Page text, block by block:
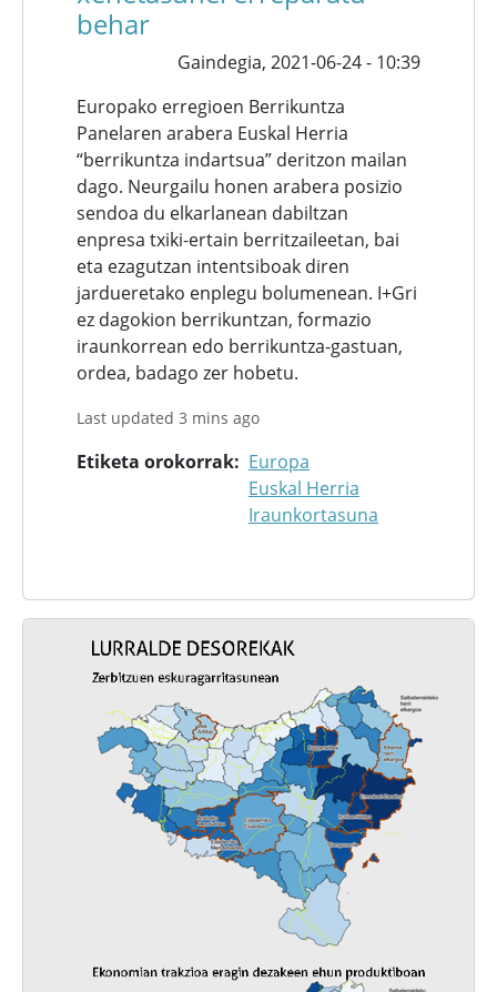
behar
Gaindegia, 2021-06-24 - 10:39
Europako erregioen Berrikuntza
Panelaren arabera Euskal Herria
“berrikuntza indartsua” deritzon mailan
dago. Neurgailu honen arabera posizio
sendoa du elkarlanean dabiltzan
enpresa txiki-ertain berritzaileetan, bai
eta ezagutzan intentsiboak diren
jardueretako enplegu bolumenean. I+Gri
ez dagokion berrikuntzan, formazio
iraunkorrean edo berrikuntza-gastuan,
ordea, badago zer hobetu.
Last updated 3 mins ago
Etiketa orokorrak
Europa
Euskal Herria
Iraunkortasuna